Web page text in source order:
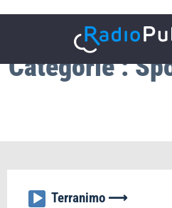
Catégorie :
LecteurTerranimo ⟶